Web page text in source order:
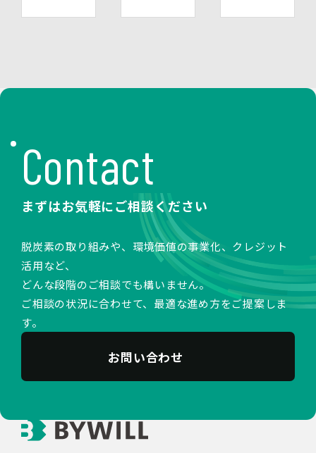
Contact
まずはお気軽にご相談ください
脱炭素の取り組みや、環境価値の事業化、クレジット
活用など、
どんな段階のご相談でも構いません。
ご相談の状況に合わせて、最適な進め方をご提案しま
す。
お問い合わせ